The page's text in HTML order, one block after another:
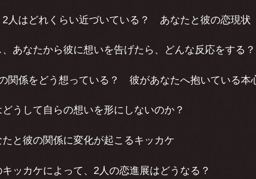
2人はどれくらい近づいている？ あなたと彼の恋現状
あなたから彼に想いを告げたら、どんな反応をする？
関係をどう想っている？ 彼があなたへ抱いている本
うして自らの想いを形にしないのか？
たと彼の関係に変化が起こるキッカケ
ッカケによって、2人の恋進展はどうなる？